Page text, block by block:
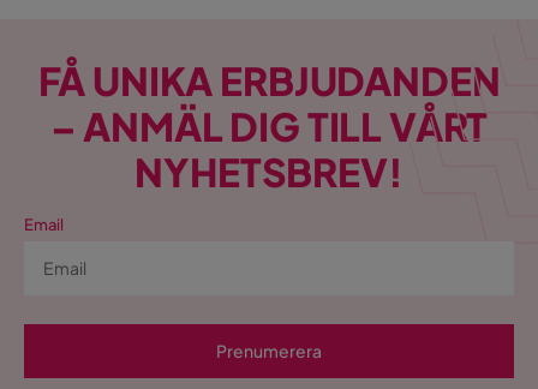
FÅ UNIKA ERBJUDANDEN
– ANMÄL DIG TILL VÅRT
NYHETSBREV!
Email
Prenumerera